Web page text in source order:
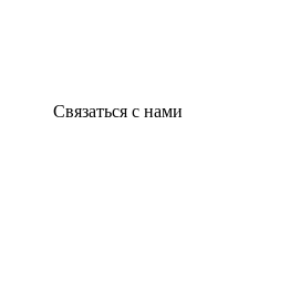
Связаться с нами